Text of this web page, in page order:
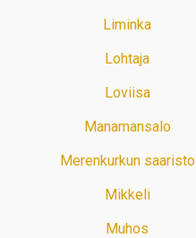
Liminka
Lohtaja
Loviisa
Manamansalo
Merenkurkun saaristo
Mikkeli
Muhos